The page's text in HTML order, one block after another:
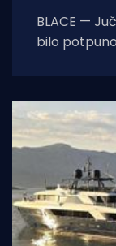
BLACE —
bilo